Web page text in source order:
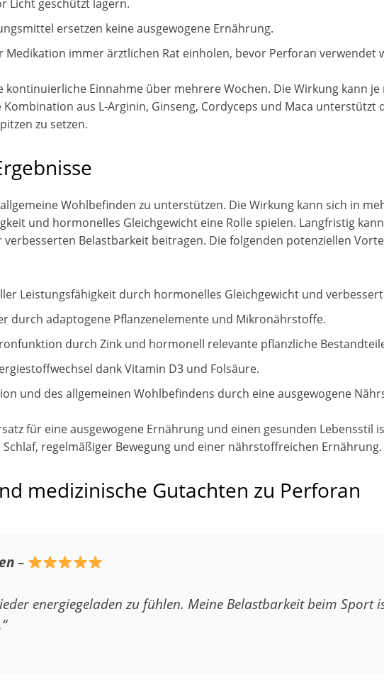
Licht geschützt lagern.
ersetzen keine ausgewogene Ernährung.
Medikation immer ärztlichen Rat einholen, bevor Perforan verwendet
Einnahme über mehrere Wochen. Die Wirkung kann
aus L-Arginin, Ginseng, Cordyceps und Maca unterstützt
zu setzen.
Wohlbefinden zu unterstützen. Die Wirkung kann sich in
und hormonelles Gleichgewicht eine Rolle spielen. Langfristig
Belastbarkeit beitragen. Die folgenden potenziellen
Leistungsfähigkeit durch hormonelles Gleichgewicht und
durch adaptogene Pflanzenelemente und Mikronährstoffe.
durch Zink und hormonell relevante pflanzliche
dank Vitamin D3 und Folsäure.
und des allgemeinen Wohlbefindens durch eine ausgewogene
für eine ausgewogene Ernährung und einen gesunden Lebensstil
regelmäßiger Bewegung und einer nährstoffreichen Ernährung.
medizinische Gutachten zu Perforan
–
energiegeladen zu fühlen. Meine Belastbarkeit beim Sport